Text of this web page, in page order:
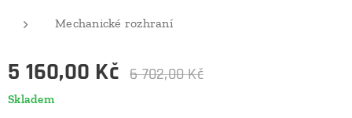
Mechanické rozhraní
5 160,00 Kč 6 702,00Kč
Skladem